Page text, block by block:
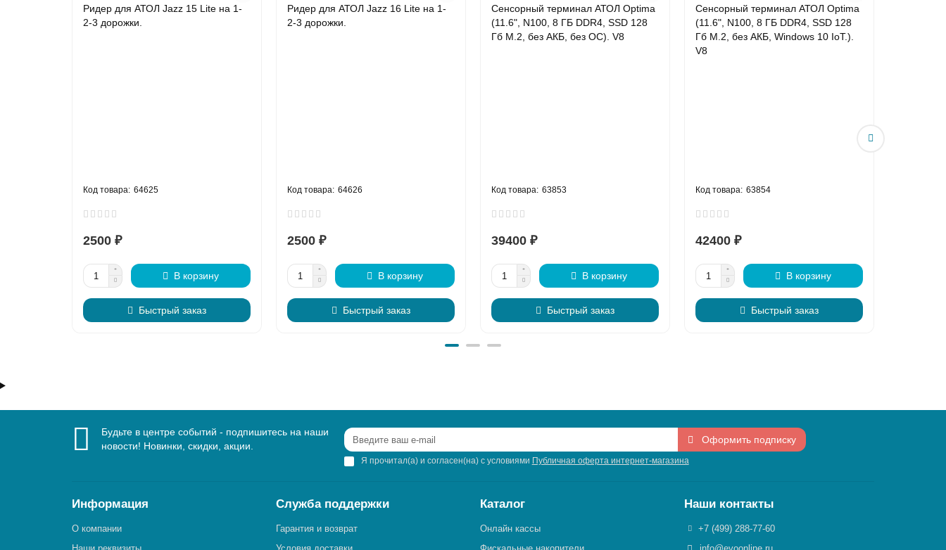
Ридер для АТОЛ Jazz 15 Lite на 1-
2-3 дорожки.
64625
2500 ₽
В корзину
Быстрый заказ
Ридер для АТОЛ Jazz 16 Lite на 1-
2-3 дорожки.
64626
2500 ₽
В корзину
Быстрый заказ
Сенсорный терминал АТОЛ Optima
(11.6", N100, 8 ГБ DDR4, SSD 128
Гб M.2, без АКБ, без ОС). V8
63853
39400 ₽
В корзину
Быстрый заказ
Сенсорный терминал АТОЛ Optima
(11.6", N100, 8 ГБ DDR4, SSD 128
Гб M.2, без АКБ, Windows 10 IoT.).
V8
63854
42400 ₽
В корзину
Быстрый заказ
Будьте в центре событий - подпишитесь на наши
новости! Новинки, скидки, акции.
Оформить подписку
Я прочитал(а) и согласен(на) с условиями Публичная оферта интернет-магазина
Информация
О компании
Служба поддержки
Гарантия и возврат
Каталог
Онлайн кассы
Наши контакты
+7 (499) 288-77-60